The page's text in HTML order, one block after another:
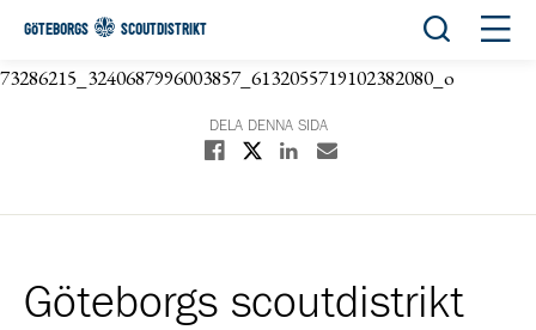
GÖTEBORGS SCOUTDISTRIKT Öppna
73286215_3240687996003857_6132055719102382080_o
DELA DENNA SIDA
Dela på Facebook
Dela på XDela på Linkedin
Dela med E-post
Göteborgs scoutdistrikt